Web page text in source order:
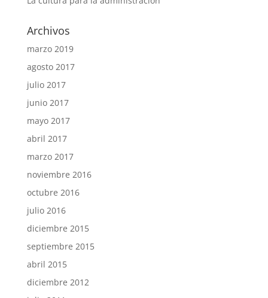
Archivos
marzo 2019
agosto 2017
julio 2017
junio 2017
mayo 2017
abril 2017
marzo 2017
noviembre 2016
octubre 2016
julio 2016
diciembre 2015
septiembre 2015
abril 2015
diciembre 2012